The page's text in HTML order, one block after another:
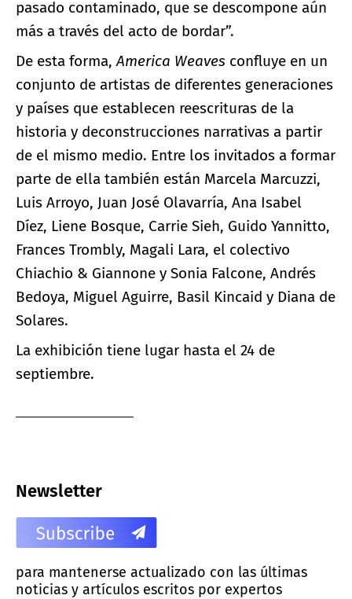
pasado contaminado, que se descompone aún
más a través del acto de bordar”.
De esta forma,America Weaves confluye en un
conjunto de artistas de diferentes generaciones
y países que establecen reescrituras de la
historia y deconstrucciones narrativas a partir
de el mismo medio. Entre los invitados a formar
parte de ella también están Marcela Marcuzzi,
Luis Arroyo, Juan José Olavarría, Ana Isabel
Díez, Liene Bosque, Carrie Sieh, Guido Yannitto,
Frances Trombly, Magali Lara, el colectivo
Chiachio & Giannone y Sonia Falcone, Andrés
Bedoya, Miguel Aguirre, Basil Kincaid y Diana de
Solares.
La exhibición tiene lugar hasta el 24 de
septiembre.
Newsletter
para mantenerse actualizado con las últimas
noticias y artículos escritos por expertos